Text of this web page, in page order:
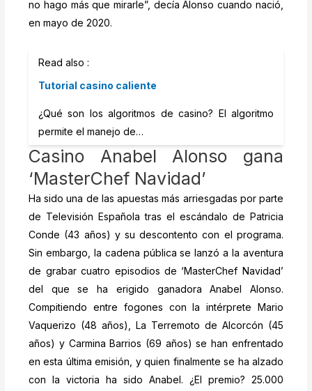
no hago más que mirarle”, decía Alonso cuando nació,
en mayo de 2020.
Read also :
Tutorial casino caliente
¿Qué son los algoritmos de casino? El algoritmo
permite el manejo de…
Casino Anabel Alonso gana
‘MasterChef Navidad’
Ha sido una de las apuestas más arriesgadas por parte
de Televisión Española tras el escándalo de Patricia
Conde (43 años) y su descontento con el programa.
Sin embargo, la cadena pública se lanzó a la aventura
de grabar cuatro episodios de ‘MasterChef Navidad’
del que se ha erigido ganadora Anabel Alonso.
Compitiendo entre fogones con la intérprete Mario
Vaquerizo (48 años), La Terremoto de Alcorcón (45
años) y Carmina Barrios (69 años) se han enfrentado
en esta última emisión, y quien finalmente se ha alzado
con la victoria ha sido Anabel. ¿El premio? 25.000